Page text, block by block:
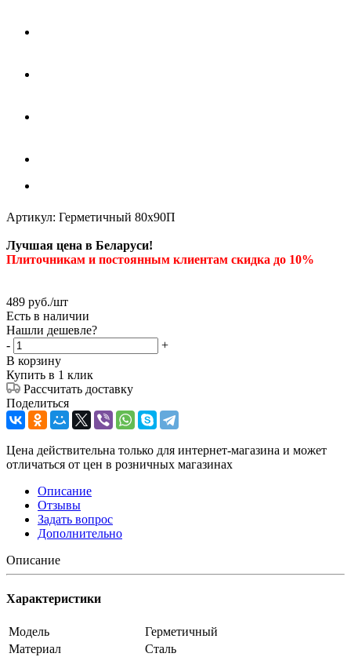
Артикул: Герметичный 80х90П
Лучшая цена в Беларуси!
Плиточникам и постоянным клиентам скидка до 10%
489 руб./шт
Есть в наличии
Нашли дешевле?
-
+
В корзину
Купить в 1 клик
Рассчитать доставку
Поделиться
Цена действительна только для интернет-магазина и может
отличаться от цен в розничных магазинах
Описание
Отзывы
Задать вопрос
Дополнительно
Описание
Характеристики
Модель
Герметичный
Материал
Сталь